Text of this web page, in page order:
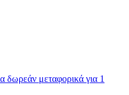
δωρεάν μεταφορικά για 1